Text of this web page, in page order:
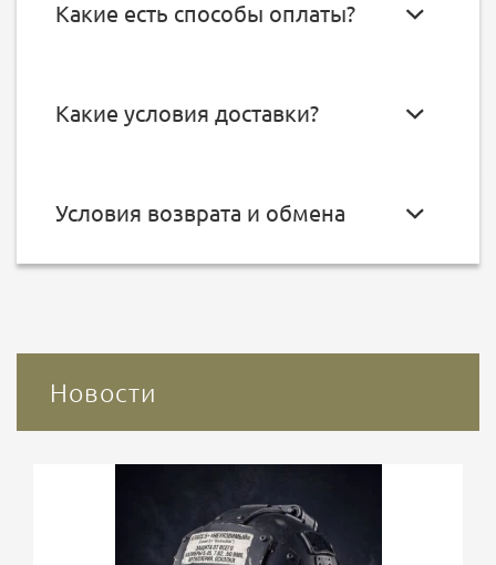
Какие есть способы оплаты?
Какие условия доставки?
Условия возврата и обмена
Новости